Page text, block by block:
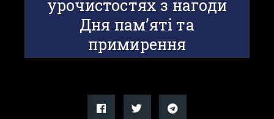
урочистостях з нагоди
Дня пам’яті та
примирення